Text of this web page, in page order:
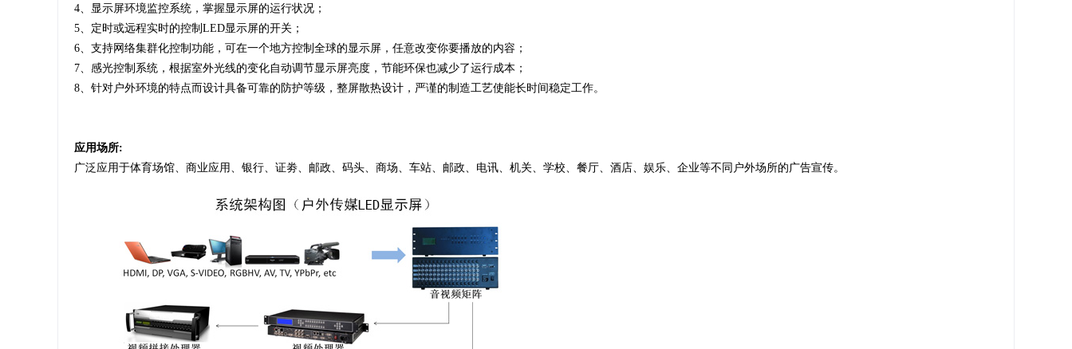
4、显示屏环境监控系统，掌握显示屏的运行状况；
5、定时或远程实时的控制LED显示屏的开关；
6、支持网络集群化控制功能，可在一个地方控制全球的显示屏，任意改变你要播放的内容；
7、感光控制系统，根据室外光线的变化自动调节显示屏亮度，节能环保也减少了运行成本；
8、针对户外环境的特点而设计具备可靠的防护等级，整屏散热设计，严谨的制造工艺使能长时间稳定工作。
应用场所:
广泛应用于体育场馆、商业应用、银行、证劵、邮政、码头、商场、车站、邮政、电讯、机关、学校、餐厅、酒店、娱乐、企业等不同户外场所的广告宣传。